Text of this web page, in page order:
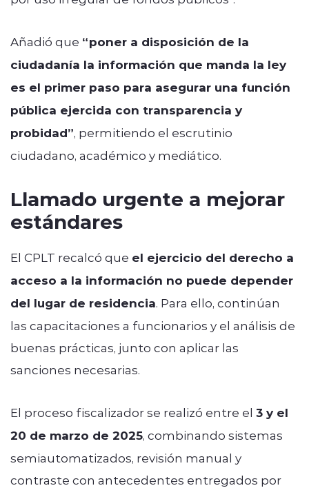
Añadió que “poner a disposición de la
ciudadanía la información que manda la ley
es el primer paso para asegurar una función
pública ejercida con transparencia y
probidad”, permitiendo el escrutinio
ciudadano, académico y mediático.
Llamado urgente a mejorar
estándares
El CPLT recalcó que el ejercicio del derecho a
acceso a la información no puede depender
del lugar de residencia. Para ello, continúan
las capacitaciones a funcionarios y el análisis de
buenas prácticas, junto con aplicar las
sanciones necesarias.
El proceso fiscalizador se realizó entre el 3 y el
20 de marzo de 2025, combinando sistemas
semiautomatizados, revisión manual y
contraste con antecedentes entregados por